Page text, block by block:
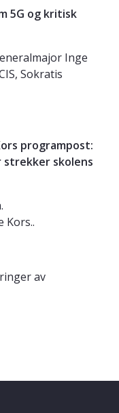
5G og kritisk
Inge
Sokratis
programpost:
strekker skolens
Kors..
av